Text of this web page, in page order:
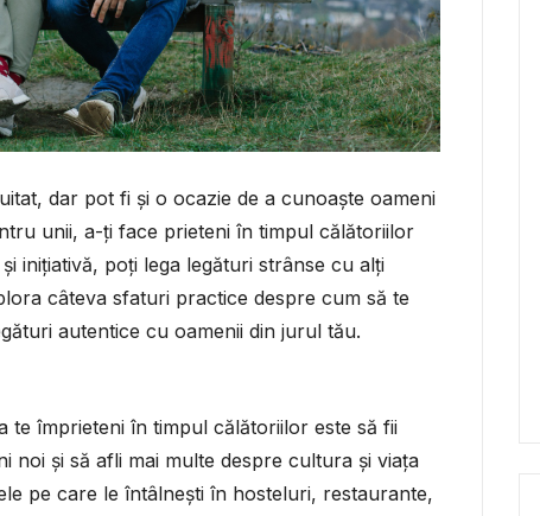
dar pot fi și o ocazie de a cunoaște oameni
unii, a-ți face prieteni în timpul călătoriilor
inițiativă, poți lega legături strânse cu alți
câteva sfaturi practice despre cum să te
autentice cu oamenii din jurul tău.
împrieteni în timpul călătoriilor este să fii
noi și să afli mai multe despre cultura și viața
pe care le întâlnești în hosteluri, restaurante,